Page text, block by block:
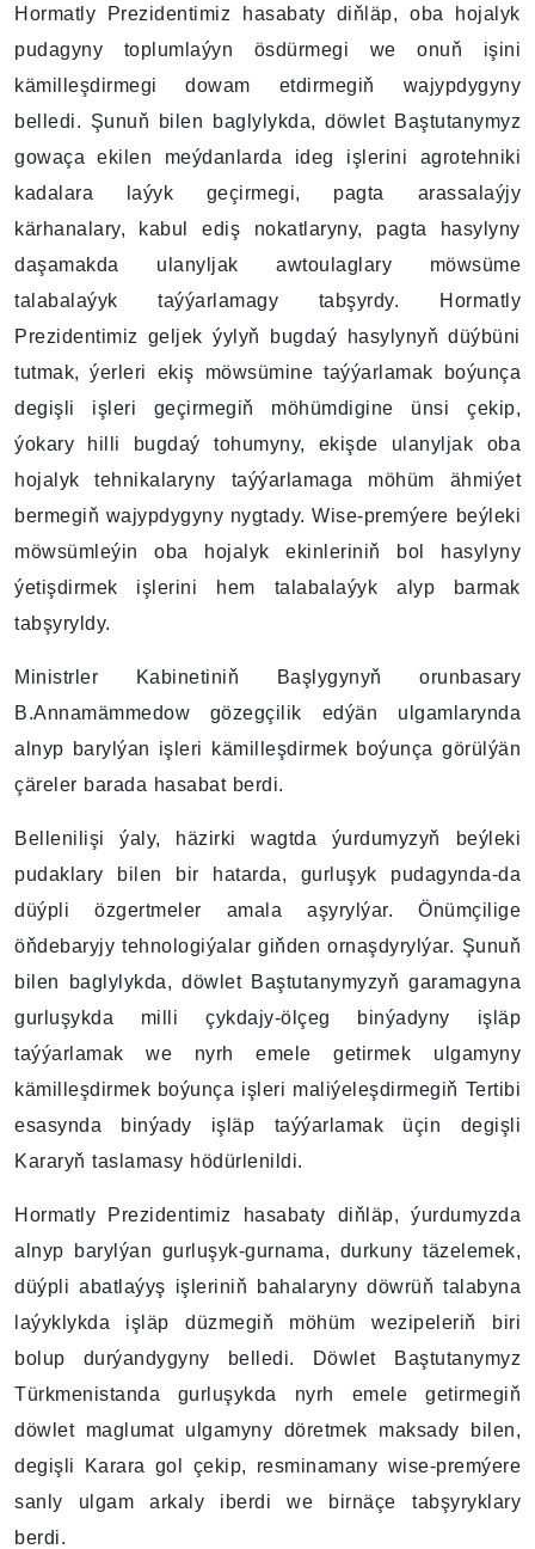
Hormatly Prezidentimiz hasabaty diňläp, oba hojalyk
pudagyny toplumlaýyn ösdürmegi we onuň işini
kämilleşdirmegi dowam etdirmegiň wajypdygyny
belledi. Şunuň bilen baglylykda, döwlet Baştutanymyz
gowaça ekilen meýdanlarda ideg işlerini agrotehniki
kadalara laýyk geçirmegi, pagta arassalaýjy
kärhanalary, kabul ediş nokatlaryny, pagta hasylyny
daşamakda ulanyljak awtoulaglary möwsüme
talabalaýyk taýýarlamagy tabşyrdy. Hormatly
Prezidentimiz geljek ýylyň bugdaý hasylynyň düýbüni
tutmak, ýerleri ekiş möwsümine taýýarlamak boýunça
degişli işleri geçirmegiň möhümdigine ünsi çekip,
ýokary hilli bugdaý tohumyny, ekişde ulanyljak oba
hojalyk tehnikalaryny taýýarlamaga möhüm ähmiýet
bermegiň wajypdygyny nygtady. Wise-premýere beýleki
möwsümleýin oba hojalyk ekinleriniň bol hasylyny
ýetişdirmek işlerini hem talabalaýyk alyp barmak
tabşyryldy.
Ministrler Kabinetiniň Başlygynyň orunbasary
B.Annamämmedow gözegçilik edýän ulgamlarynda
alnyp barylýan işleri kämilleşdirmek boýunça görülýän
çäreler barada hasabat berdi.
Bellenilişi ýaly, häzirki wagtda ýurdumyzyň beýleki
pudaklary bilen bir hatarda, gurluşyk pudagynda-da
düýpli özgertmeler amala aşyrylýar. Önümçilige
öňdebaryjy tehnologiýalar giňden ornaşdyrylýar. Şunuň
bilen baglylykda, döwlet Baştutanymyzyň garamagyna
gurluşykda milli çykdajy-ölçeg binýadyny işläp
taýýarlamak we nyrh emele getirmek ulgamyny
kämilleşdirmek boýunça işleri maliýeleşdirmegiň Tertibi
esasynda binýady işläp taýýarlamak üçin degişli
Kararyň taslamasy hödürlenildi.
Hormatly Prezidentimiz hasabaty diňläp, ýurdumyzda
alnyp barylýan gurluşyk-gurnama, durkuny täzelemek,
düýpli abatlaýyş işleriniň bahalaryny döwrüň talabyna
laýyklykda işläp düzmegiň möhüm wezipeleriň biri
bolup durýandygyny belledi. Döwlet Baştutanymyz
Türkmenistanda gurluşykda nyrh emele getirmegiň
döwlet maglumat ulgamyny döretmek maksady bilen,
degişli Karara gol çekip, resminamany wise-premýere
sanly ulgam arkaly iberdi we birnäçe tabşyryklary
berdi.